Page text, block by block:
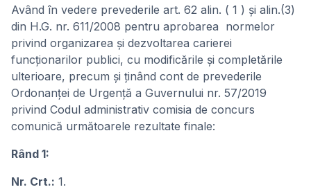
Având în vedere prevederile art. 62 alin. ( 1 ) și alin.(3)
din H.G. nr. 611/2008 pentru aprobarea normelor
privind organizarea și dezvoltarea carierei
funcționarilor publici, cu modificările şi completările
ulterioare, precum și ținând cont de prevederile
Ordonanței de Urgență a Guvernului nr. 57/2019
privind Codul administrativ comisia de concurs
comunică următoarele rezultate finale:
Rând 1:
Nr. Crt.: 1.